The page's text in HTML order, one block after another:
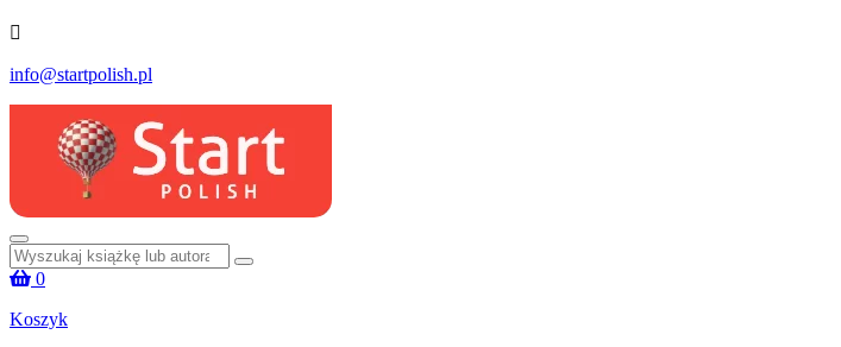
info@startpolish.pl
Szukaj:
0
Koszyk